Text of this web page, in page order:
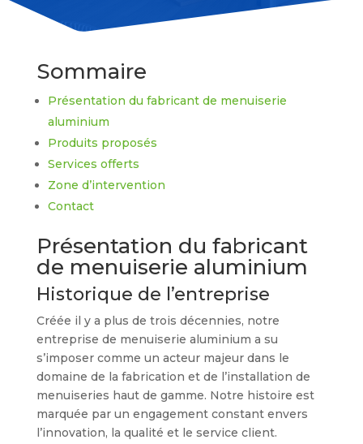
Sommaire
Présentation du fabricant de menuiserie
aluminium
Produits proposés
Services offerts
Zone d’intervention
Contact
Présentation du fabricant
de menuiserie aluminium
Historique de l’entreprise
Créée il y a plus de trois décennies, notre
entreprise de menuiserie aluminium a su
s’imposer comme un acteur majeur dans le
domaine de la fabrication et de l’installation de
menuiseries haut de gamme. Notre histoire est
marquée par un engagement constant envers
l’innovation, la qualité et le service client.